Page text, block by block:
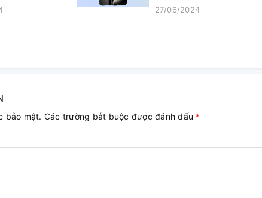
M4
27/06/2024
bảo mật. Các trường bắt buộc được đánh dấu *